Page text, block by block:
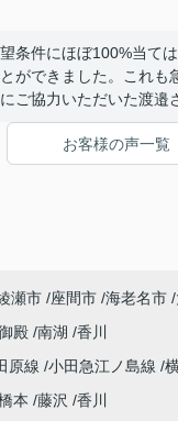
条件にほぼ100%当て
ができました。これも
ご協力いただいた渡邉
にありがとうございまし
お客様の声一覧
瀬市 座間市 海老名市
殿 南湖 香川
原線 小田急江ノ島線
本 藤沢 香川